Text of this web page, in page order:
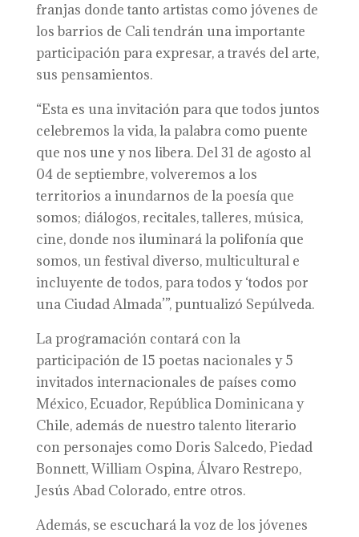
franjas donde tanto artistas como jóvenes de
los barrios de Cali tendrán una importante
participación para expresar, a través del arte,
sus pensamientos.
“Esta es una invitación para que todos juntos
celebremos la vida, la palabra como puente
que nos une y nos libera. Del 31 de agosto al
04 de septiembre, volveremos a los
territorios a inundarnos de la poesía que
somos; diálogos, recitales, talleres, música,
cine, donde nos iluminará la polifonía que
somos, un festival diverso, multicultural e
incluyente de todos, para todos y ‘todos por
una Ciudad Almada’”, puntualizó Sepúlveda.
La programación contará con la
participación de 15 poetas nacionales y 5
invitados internacionales de países como
México, Ecuador, República Dominicana y
Chile, además de nuestro talento literario
con personajes como Doris Salcedo, Piedad
Bonnett, William Ospina, Álvaro Restrepo,
Jesús Abad Colorado, entre otros.
Además, se escuchará la voz de los jóvenes